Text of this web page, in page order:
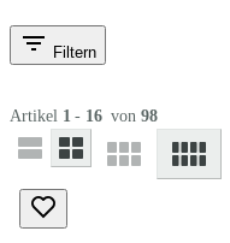
Filtern
Artikel 1 - 16 von 98